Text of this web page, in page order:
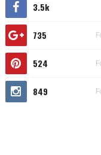
3.5k
735
524
849